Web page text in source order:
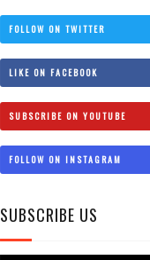
FOLLOW ON TWITTER
LIKE ON FACEBOOK
SUBSCRIBE ON YOUTUBE
FOLLOW ON INSTAGRAM
SUBSCRIBE US